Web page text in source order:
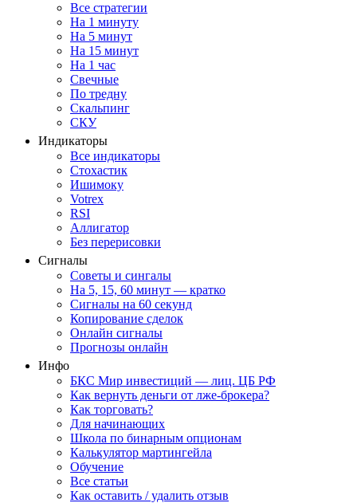
Все стратегии
На 1 минуту
На 5 минут
На 15 минут
На 1 час
Свечные
По тредну
Скальпинг
СКУ
Индикаторы
Все индикаторы
Стохастик
Ишимоку
Votrex
RSI
Аллигатор
Без перерисовки
Сигналы
Советы и сингалы
На 5, 15, 60 минут — кратко
Сигналы на 60 секунд
Копирование сделок
Онлайн сигналы
Прогнозы онлайн
Инфо
БКС Мир инвестиций — лиц. ЦБ РФ
Как вернуть деньги от лже-брокера?
Как торговать?
Для начинающих
Школа по бинарным опционам
Калькулятор мартингейла
Обучение
Все статьи
Как оставить / удалить отзыв